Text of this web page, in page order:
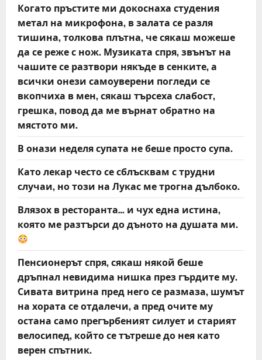
Когато пръстите ми докоснаха студения
метал на микрофона, в залата се разля
тишина, толкова плътна, че сякаш можеше
да се реже с нож. Музиката спря, звънът на
чашите се разтвори някъде в сенките, а
всички онези самоуверени погледи се
вкопчиха в мен, сякаш търсеха слабост,
грешка, повод да ме върнат обратно на
мястото ми.
В онази неделя супата не беше просто супа.
Като лекар често се сблъсквам с трудни
случаи, но този на Лукас ме трогна дълбоко.
Влязох в ресторанта… и чух една истина,
която ме разтърси до дъното на душата ми.
Пенсионерът спря, сякаш някой беше
дръпнал невидима нишка през гърдите му.
Сивата витрина пред него се размаза, шумът
на хората се отдалечи, а пред очите му
остана само прегърбеният силует и старият
велосипед, който се тътреше до нея като
верен спътник.